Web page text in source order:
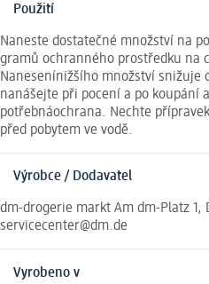
Použití
Naneste dostatečné množství na
gramů ochranného prostředku na
Nanesenínižšího množství snižuje
nanášejte při pocení a po koupání
potřebnáochrana. Nechte
před pobytem ve vodě.
Výrobce / Dodavatel
dm-drogerie markt Am dm-Platz 1,
servicecenter@dm.de
Vyrobeno v